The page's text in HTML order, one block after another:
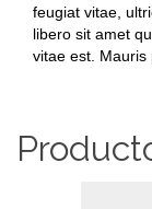
feugiat vitae,
libero sit amet
vitae est. Mauris